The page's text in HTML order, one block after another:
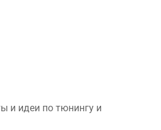
и идеи по тюнингу и